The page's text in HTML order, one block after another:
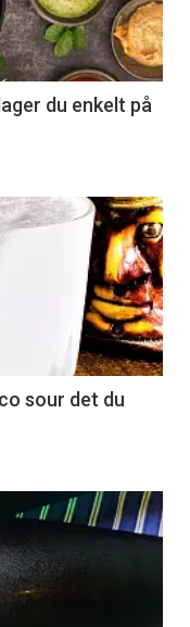
du enkelt på
sour det du